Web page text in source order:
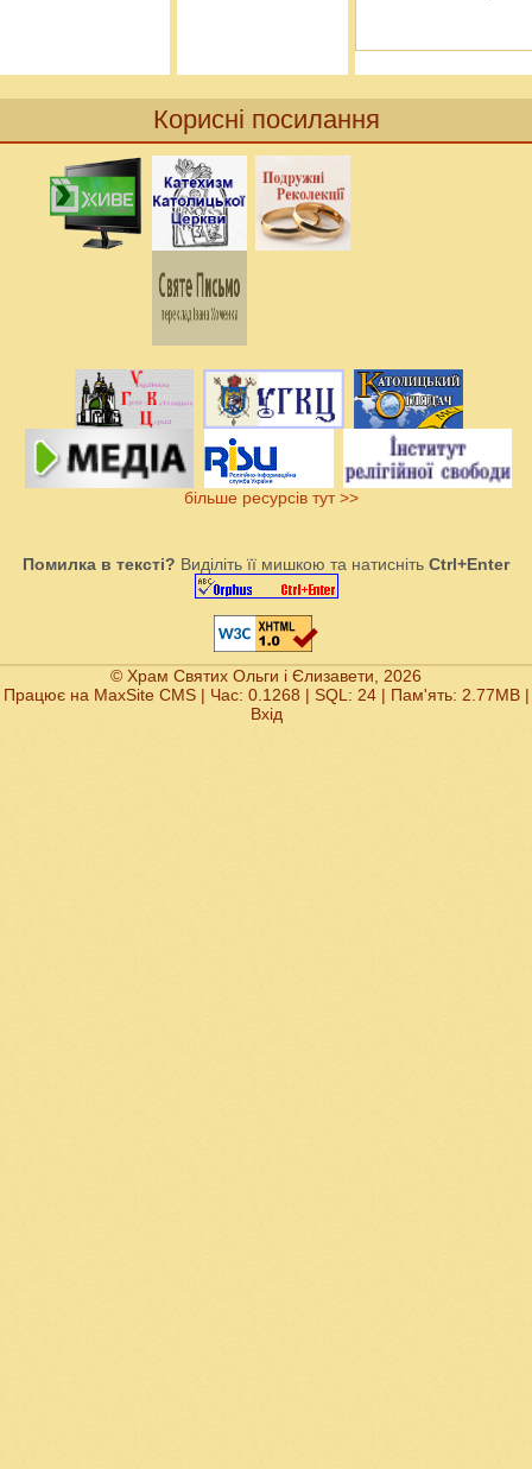
Корисні посилання
більше ресурсів тут >>
Помилка в тексті? Виділіть її мишкою та натисніть Ctrl+Enter
© Храм Святих Ольги і Єлизавети, 2026
Працює на MaxSite CMS| Час: 0.1268 | SQL: 24 | Пам'ять: 2.77MB|
Вхід